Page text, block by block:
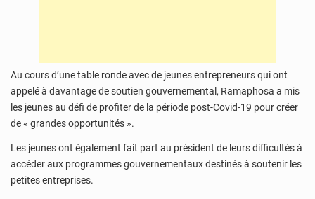
Au cours d’une table ronde avec de jeunes entrepreneurs qui ont
appelé à davantage de soutien gouvernemental, Ramaphosa a mis
les jeunes au défi de profiter de la période post-Covid-19 pour créer
de « grandes opportunités ».
Les jeunes ont également fait part au président de leurs difficultés à
accéder aux programmes gouvernementaux destinés à soutenir les
petites entreprises.